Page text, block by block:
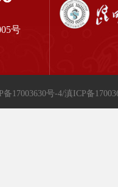
号
备17003630号-4/滇ICP备